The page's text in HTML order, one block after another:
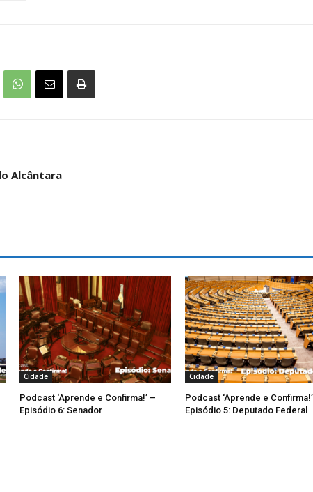
Alcântara
Cidade
Podcast ‘Aprende e Confirma!’ –
Episódio 6: Senador
Cidade
Podcast ‘Aprende e
Episódio 5: Deputado Federal